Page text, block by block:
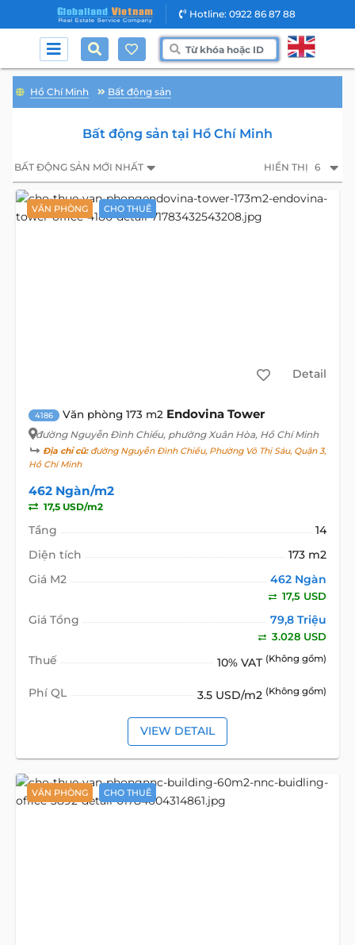
Hotline: 0922 86 87 88
Hồ Chí Minh Bất động sản
Bất động sản tại Hồ Chí Minh
BẤT ĐỘNG SẢN MỚI NHẤT HIỂN THỊ 6
VĂN PHÒNG CHO THUÊ
Detail
4186 Văn phòng 173 m2 Endovina Tower
đường Nguyễn Đình Chiểu, phường Xuân Hòa, Hồ Chí Minh
Địa chỉ cũ:đường Nguyễn Đình Chiểu, Phường Võ Thị Sáu, Quận 3,
Hồ Chí Minh
462 Ngàn/m2
17,5 USD/m2
Tầng
14
Diện tích
173 m2
Giá M2
462 Ngàn
17,5 USD
Giá Tổng 79,8 Triệu
3.028 USD
Thuế 10% VAT (Không gồm)
Phí QL 3.5 USD/m2 (Không gồm)
VIEW DETAIL
VĂN PHÒNG CHO THUÊ